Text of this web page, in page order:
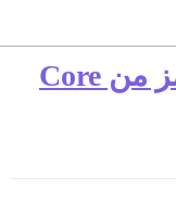
هل تحتاج مساعدة مع رمز من Core